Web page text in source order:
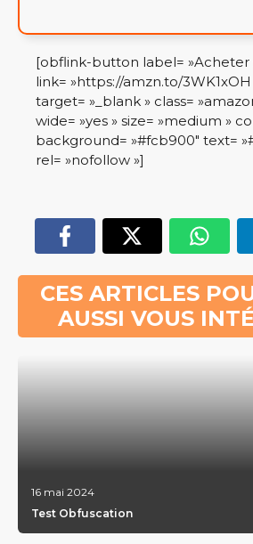
[obflink-button label= »Acheter
link= »https://amzn.to/3WK1xOH
target= »_blank » class=
wide= »yes » size= »medium »
background= »#fcb900″ text=
rel= »nofollow »]
CES ARTICLES
AUSSI VOUS
16 mai 2024
Test Obfuscation